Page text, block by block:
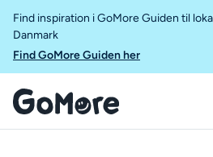
Find inspiration i GoMore Guiden til
Danmark
Find GoMore Guiden her